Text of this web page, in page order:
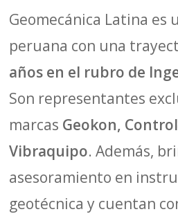
Geomecánica Latina es
peruana con una
años en el rubro de
Son representantes
marcas Geokon,
Vibraquipo. Además,
asesoramiento en
geotécnica y cuentan